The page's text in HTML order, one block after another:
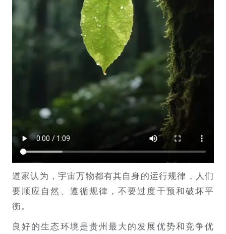
道家认为，宇宙万物都有其自身的运行规律，人们
要顺应自然、遵循规律，不要过度干预和破坏平
衡。
良好的生态环境是贵州最大的发展优势和竞争优